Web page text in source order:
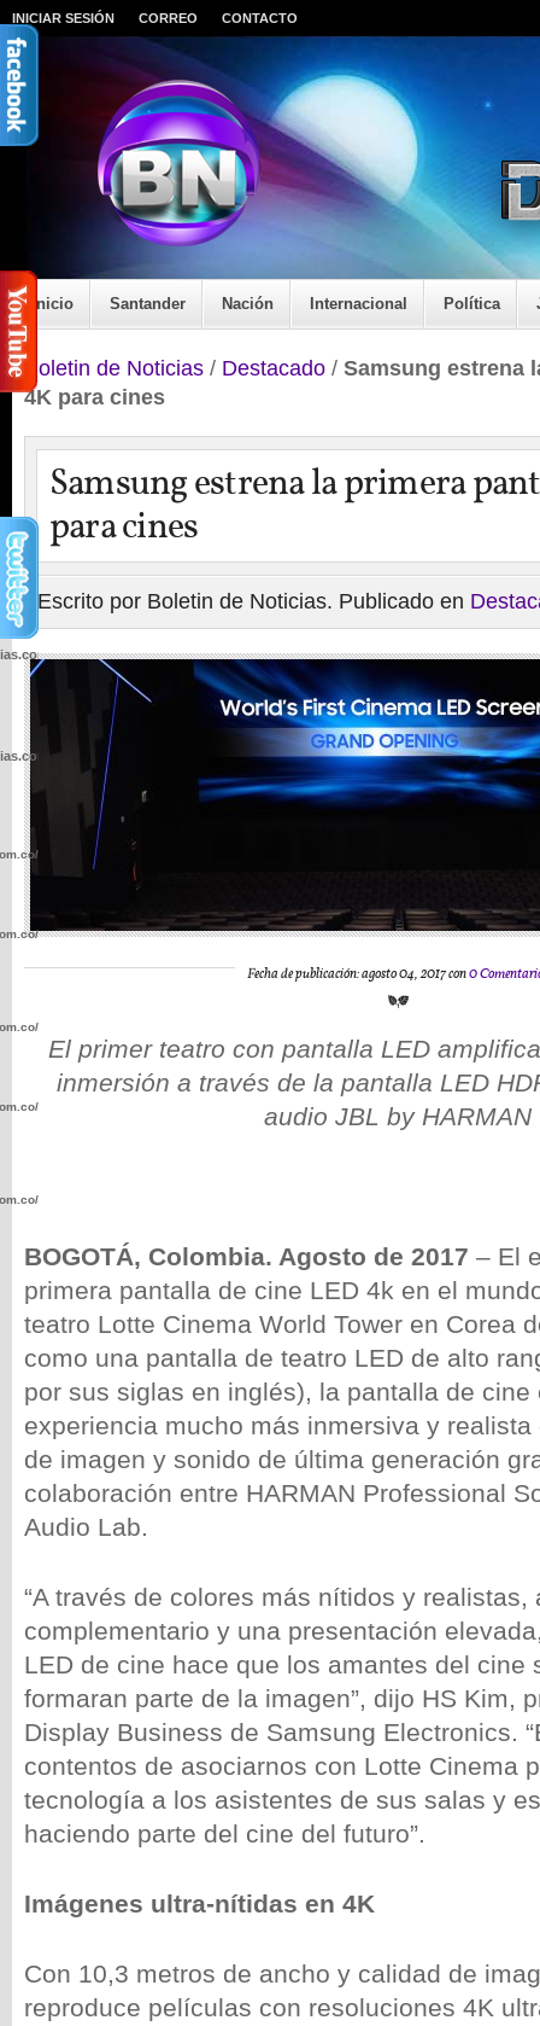
INICIAR SESIÓN CORREO CONTACTO
Inicio Santander Nación Internacional Política
Boletin de Noticias / Destacado / Samsung estrena
4K para cines
Samsung estrena la primera
para cines
Escrito por Boletin de Noticias. Publicado en
Fecha de publicación: agosto 04, 2017 con0
El primer teatro con pantalla LED
inmersión a través de la pantalla LED
audio JBL by HARMAN
BOGOTÁ, Colombia. Agosto de 2017 – El
primera pantalla de cine LED 4k en el
teatro Lotte Cinema World Tower en Corea
como una pantalla de teatro LED de alto
por sus siglas en inglés), la pantalla de cine
experiencia mucho más inmersiva y
de imagen y sonido de última generación
colaboración entre HARMAN Professional
Audio Lab.
“A través de colores más nítidos y realistas,
complementario y una presentación
LED de cine hace que los amantes del cine
formaran parte de la imagen”, dijo HS Kim,
Display Business de Samsung Electronics.
contentos de asociarnos con Lotte Cinema
tecnología a los asistentes de sus salas y
haciendo parte del cine del futuro”.
Imágenes ultra-nítidas en 4K
Con 10,3 metros de ancho y calidad de
reproduce películas con resoluciones 4K
wp-
wp-
wp-
wp-
wp-
wp-
wp-
wp-
wp-